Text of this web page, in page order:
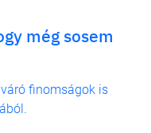
még sosem
finomságok is